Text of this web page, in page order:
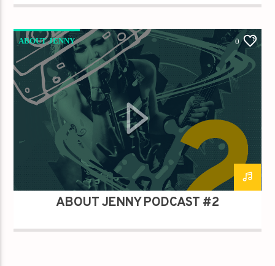
ABOUT JENNY 0
ABOUT JENNY PODCAST #2